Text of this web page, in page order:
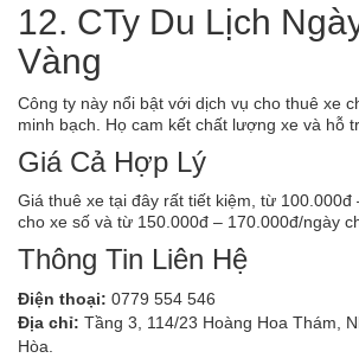
12. CTy Du Lịch
Vàng
Công ty này nổi bật với dịch vụ cho thuê xe
minh bạch. Họ cam kết chất lượng xe và hỗ
Giá Cả Hợp Lý
Giá thuê xe tại đây rất tiết kiệm, từ 100.000đ
cho xe số và từ 150.000đ – 170.000đ/ngày
Thông Tin Liên Hệ
Điện thoại: 0779 554 546
Địa chỉ: Tầng 3, 114/23 Hoàng Hoa Thám,
Hòa.